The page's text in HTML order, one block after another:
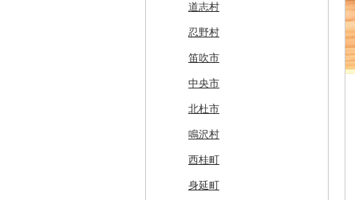
上富良野町
和寒町
紋別市
乙部町
根室市
三笠市
東川町
厚真町
横浜町
野辺地町
佐井村
六戸町
五所川原市
平川市
蓬田村
中泊町
盛岡市
遠野市
奥州市
雫石町
岩手県（県庁）
一関市
久慈市
西和賀町
七ヶ宿町
大崎市
塩竈市
石巻市
多賀城市
宮城県（県庁）
亘理町
蔵王町
秋田県（県庁）
秋田市
男鹿市
美郷町
東成瀬村
五城目町
北秋田市
八峰町
鶴岡市
山形県（県庁）
金山町
東根市
飯豊町
鮭川村
大蔵村
山辺町
川俣町
郡山市
西会津町
玉川村
いわき市
南会津町
田村市
磐梯町
東海村
美浦村
大洗町
河内町
ひたちなか市
龍ケ崎市
守谷市
常陸大宮市
那須烏山市
矢板市
さくら市
足利市
那須町
鹿沼市
下野市
益子町
千代田町
みなかみ町
片品村
富岡市
館林市
伊勢崎市
東吾妻町
前橋市
坂戸市
鳩山町
埼玉県（県庁）
神川町
東秩父村
横瀬町
三芳町
幸手市
銚子市
君津市
旭市
南房総市
八街市
東金市
九十九里町
いすみ市
府中市
国分寺市
東村山市
中央区
あきる野市
中野区
荒川区
北区
神奈川県（県庁）
鎌倉市
大和市
伊勢原市
小田原市
湯河原町
秦野市
綾瀬市
見附市
糸魚川市
胎内市
上越市
阿賀野市
津南町
新潟県（県庁）
柏崎市
内灘町
かほく市
小松市
志賀町
加賀市
大野市
敦賀市
おおい町
永平寺町
道志村
忍野村
笛吹市
中央市
北杜市
鳴沢村
西桂町
身延町